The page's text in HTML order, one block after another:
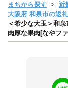
まちから探す 近
大阪府 和泉市の返
＜希少な大玉＞和
肉厚な果肉[なやフ